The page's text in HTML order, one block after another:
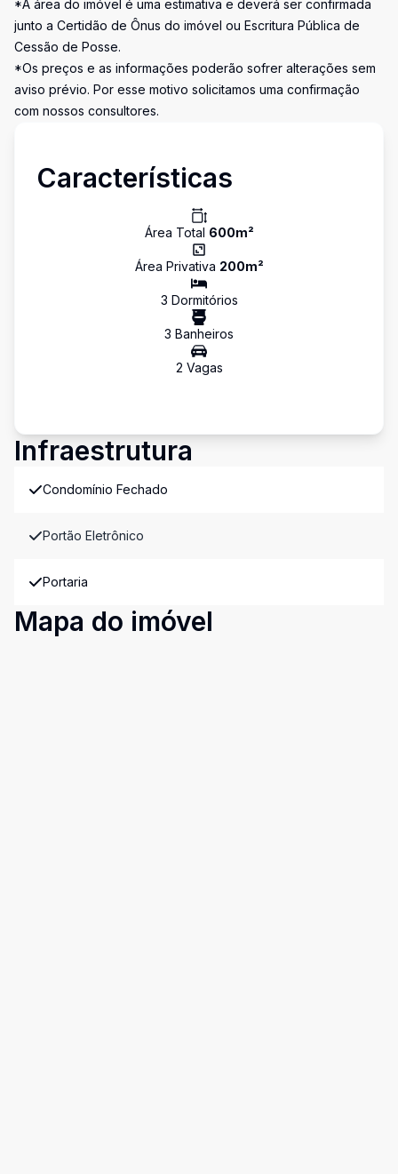
*A área do imóvel é uma estimativa e deverá ser confirmada
junto a Certidão de Ônus do imóvel ou Escritura Pública de
Cessão de Posse.
*Os preços e as informações poderão sofrer alterações sem
aviso prévio. Por esse motivo solicitamos uma confirmação
com nossos consultores.
Características
Área Total 600m²
Área Privativa 200m²
3 Dormitórios
3 Banheiros
2 Vagas
Infraestrutura
Condomínio Fechado
Portão Eletrônico
Portaria
Mapa do imóvel